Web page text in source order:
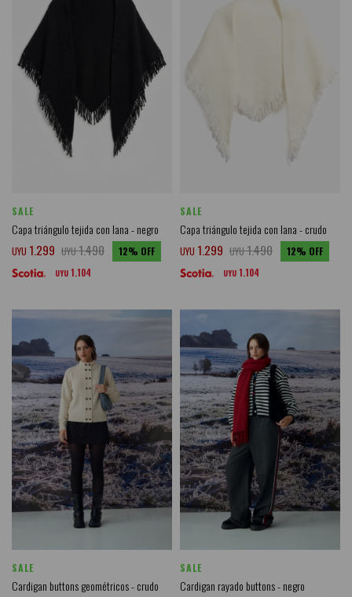
SALE
Capa triángulo tejida con lana - negro
UYU 1.299 UYU1.490 12
UYU 1.104
SALE
Capa triángulo tejida con lana - crudo
UYU 1.299 UYU1.490 12
UYU 1.104
SALE
Cardigan buttons geométricos - crudo
SALE
Cardigan rayado buttons - negro